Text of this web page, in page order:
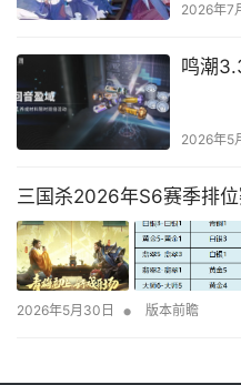
2026年7
鸣潮
2026年5
三国杀2026年S6赛季排
2026年5月30日 • 版本前瞻